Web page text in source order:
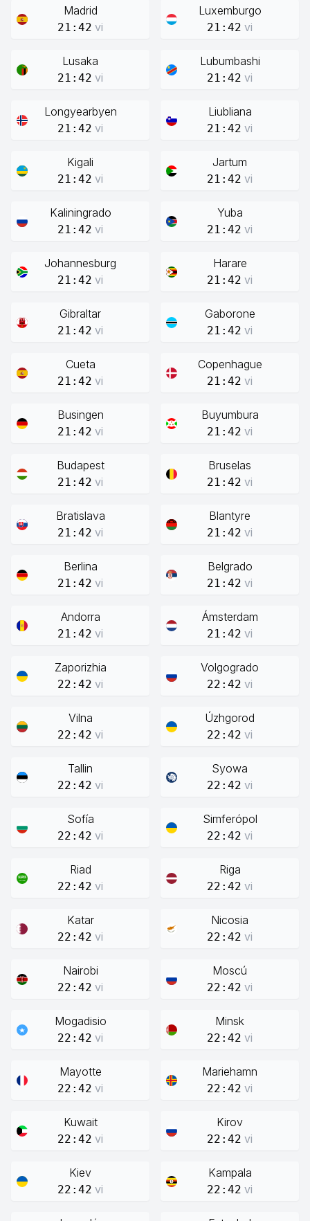
Madrid
21:42 vi
Luxemburgo
21:42 vi
Lusaka
21:42 vi
Lubumbashi
21:42 vi
Longyearbyen
21:42 vi
Liubliana
21:42 vi
Kigali
21:42 vi
Jartum
21:42 vi
Kaliningrado
21:42 vi
Yuba
21:42 vi
Johannesburg
21:42 vi
Harare
21:42 vi
Gibraltar
21:42 vi
Gaborone
21:42 vi
Cueta
21:42 vi
Copenhague
21:42 vi
Busingen
21:42 vi
Buyumbura
21:42 vi
Budapest
21:42 vi
Bruselas
21:42 vi
Bratislava
21:42 vi
Blantyre
21:42 vi
Berlina
21:42 vi
Belgrado
21:42 vi
Andorra
21:42 vi
Ámsterdam
21:42 vi
Zaporizhia
22:42 vi
Volgogrado
22:42 vi
Vilna
22:42 vi
Úzhgorod
22:42 vi
Tallin
22:42 vi
Syowa
22:42 vi
Sofía
22:42 vi
Simferópol
22:42 vi
Riad
22:42 vi
Riga
22:42 vi
Katar
22:42 vi
Nicosia
22:42 vi
Nairobi
22:42 vi
Moscú
22:42 vi
Mogadisio
22:42 vi
Minsk
22:42 vi
Mayotte
22:42 vi
Mariehamn
22:42 vi
Kuwait
22:42 vi
Kirov
22:42 vi
Kiev
22:42 vi
Kampala
22:42 vi